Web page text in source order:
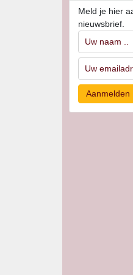
Meld je hier
nieuwsbrief.